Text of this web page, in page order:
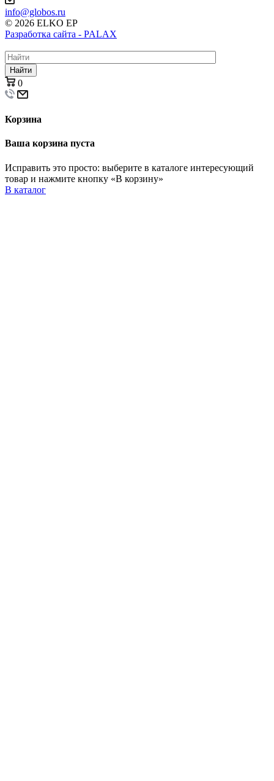
info@globos.ru
© 2026 ELKO EP
Разработка сайта - PALAX
Найти
0
Корзина
Ваша корзина пуста
Исправить это просто: выберите в каталоге интересующий
товар и нажмите кнопку «В корзину»
В каталог